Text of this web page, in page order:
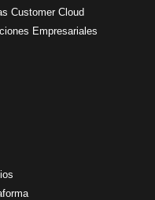
Customer Cloud
Empresariales